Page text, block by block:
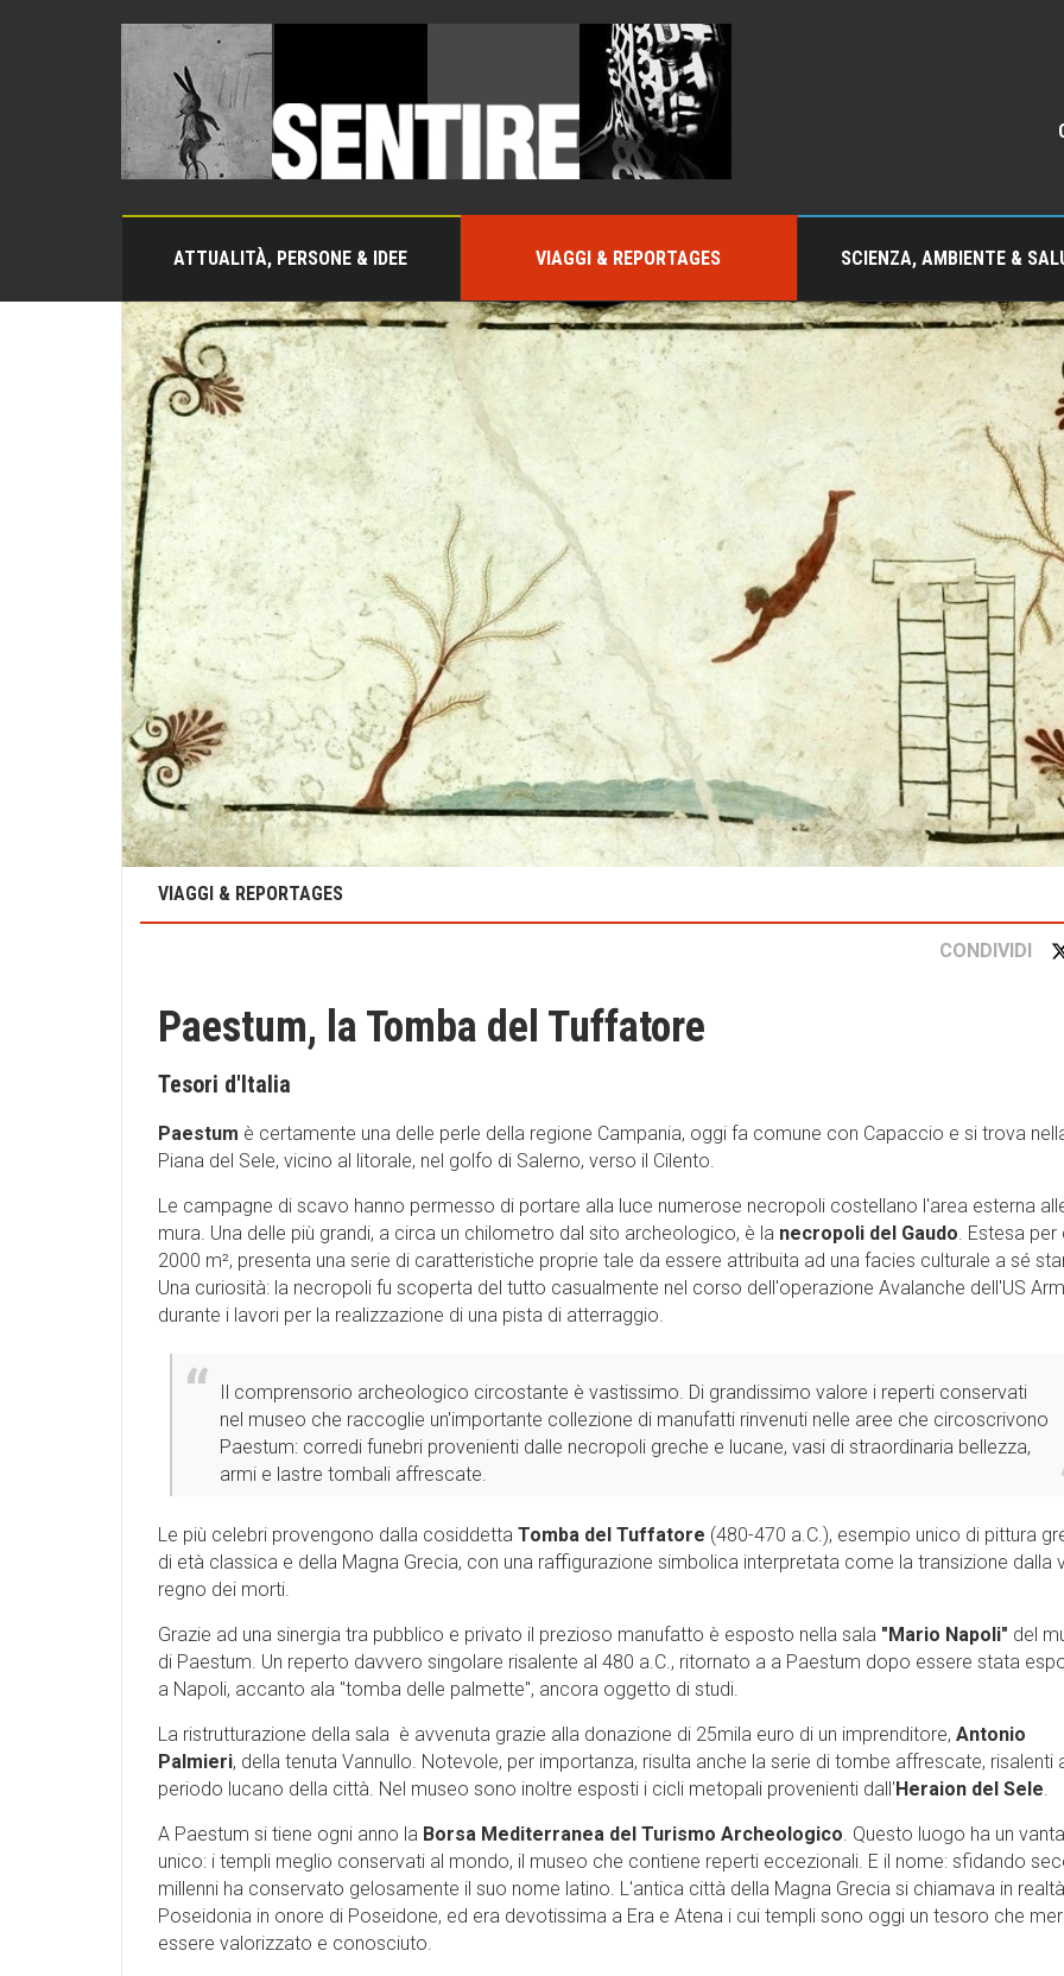
ATTUALITÀ, PERSONE & IDEE VIAGGI & REPORTAGES SCIENZA, AMBIENTE &
VIAGGI & REPORTAGES
CONDIVIDI
Paestum, la Tomba del Tuffatore
Tesori d'Italia
Paestum è certamente una delle perle della regione Campania, oggi fa comune con Capaccio e si trova
Piana del Sele, vicino al litorale, nel golfo di Salerno, verso il Cilento.
Le campagne di scavo hanno permesso di portare alla luce numerose necropoli costellano l'area esterna
mura. Una delle più grandi, a circa un chilometro dal sito archeologico, è la necropoli del Gaudo. Estesa per
2000 m², presenta una serie di caratteristiche proprie tale da essere attribuita ad una facies culturale a sé
Una curiosità: la necropoli fu scoperta del tutto casualmente nel corso dell'operazione Avalanche dell'US
durante i lavori per la realizzazione di una pista di atterraggio.
Il comprensorio archeologico circostante è vastissimo. Di grandissimo valore i reperti conservati
nel museo che raccoglie un'importante collezione di manufatti rinvenuti nelle aree che circoscrivono
Paestum: corredi funebri provenienti dalle necropoli greche e lucane, vasi di straordinaria bellezza,
armi e lastre tombali affrescate.
Le più celebri provengono dalla cosiddetta Tomba del Tuffatore (480-470 a.C.), esempio unico di pittura
di età classica e della Magna Grecia, con una raffigurazione simbolica interpretata come la transizione dalla
regno dei morti.
Grazie ad una sinergia tra pubblico e privato il prezioso manufatto è esposto nella sala "Mario Napoli" del
di Paestum. Un reperto davvero singolare risalente al 480 a.C., ritornato a a Paestum dopo essere stata
a Napoli, accanto ala "tomba delle palmette", ancora oggetto di studi.
La ristrutturazione della sala è avvenuta grazie alla donazione di 25mila euro di un imprenditore, Antonio
Palmieri, della tenuta Vannullo. Notevole, per importanza, risulta anche la serie di tombe affrescate, risalenti
periodo lucano della città. Nel museo sono inoltre esposti i cicli metopali provenienti dall'Heraion del Sele.
A Paestum si tiene ogni anno la Borsa Mediterranea del Turismo Archeologico. Questo luogo ha un
unico: i templi meglio conservati al mondo, il museo che contiene reperti eccezionali. E il nome: sfidando
millenni ha conservato gelosamente il suo nome latino. L'antica città della Magna Grecia si chiamava in realtà
Poseidonia in onore di Poseidone, ed era devotissima a Era e Atena i cui templi sono oggi un tesoro che
essere valorizzato e conosciuto.